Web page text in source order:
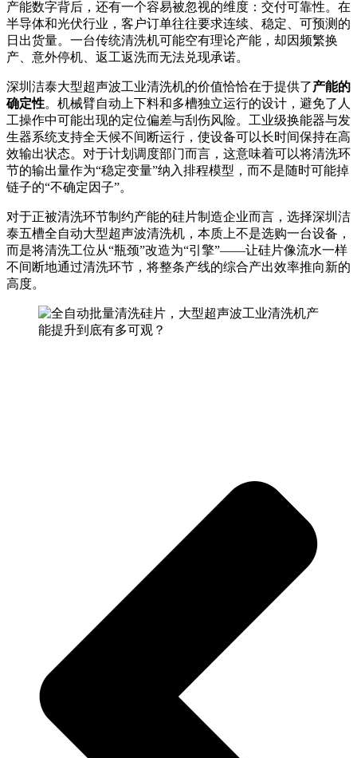
产能数字背后，还有一个容易被忽视的维度：交付可靠性。在
半导体和光伏行业，客户订单往往要求连续、稳定、可预测的
日出货量。一台传统清洗机可能空有理论产能，却因频繁换
产、意外停机、返工返洗而无法兑现承诺。
深圳洁泰大型超声波工业清洗机的价值恰恰在于提供了产能的
确定性。机械臂自动上下料和多槽独立运行的设计，避免了人
工操作中可能出现的定位偏差与刮伤风险。工业级换能器与发
生器系统支持全天候不间断运行，使设备可以长时间保持在高
效输出状态。对于计划调度部门而言，这意味着可以将清洗环
节的输出量作为“稳定变量”纳入排程模型，而不是随时可能掉
链子的“不确定因子”。
对于正被清洗环节制约产能的硅片制造企业而言，选择深圳洁
泰五槽全自动大型超声波清洗机，本质上不是选购一台设备，
而是将清洗工位从“瓶颈”改造为“引擎”——让硅片像流水一样
不间断地通过清洗环节，将整条产线的综合产出效率推向新的
高度。